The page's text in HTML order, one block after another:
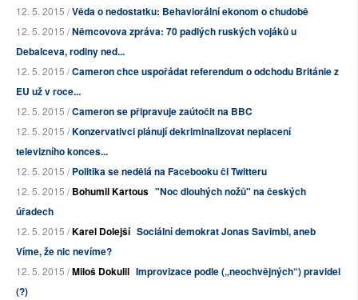
12. 5. 2015 /Věda o nedostatku: Behaviorální ekonom o chudobě
12. 5. 2015 /Němcovova zpráva: 70 padlých ruských vojáků u
Debalceva, rodiny ned...
12. 5. 2015 /Cameron chce uspořádat referendum o odchodu Británie z
EU už v roce...
12. 5. 2015 /Cameron se připravuje zaútočit na BBC
12. 5. 2015 /Konzervativci plánují dekriminalizovat neplacení
televizního konces...
12. 5. 2015 /Politika se nedělá na Facebooku či Twitteru
12. 5. 2015 /Bohumil Kartous "Noc dlouhých nožů" na českých
úřadech
12. 5. 2015 /Karel Dolejší Sociální demokrat Jonas Savimbi, aneb
Víme, že nic nevíme?
12. 5. 2015 /Miloš Dokulil Improvizace podle („neochvějných“) pravidel
(?)